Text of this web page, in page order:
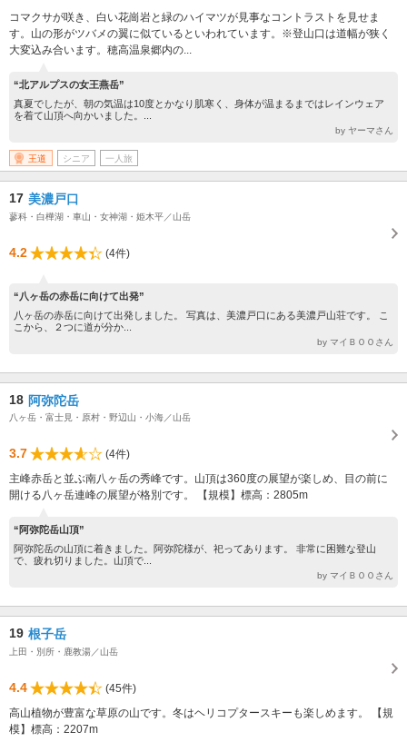
コマクサが咲き、白い花崗岩と緑のハイマツが見事なコントラストを見せま
す。山の形がツバメの翼に似ているといわれています。※登山口は道幅が狭く
大変込み合います。穂高温泉郷内の...
“北アルプスの女王燕岳”
真夏でしたが、朝の気温は10度とかなり肌寒く、身体が温まるまではレインウェア
を着て山頂へ向かいました。...
by ヤーマさん
王道 シニア 一人旅
17 美濃戸口
蓼科・白樺湖・車山・女神湖・姫木平／山岳
4.2 (4件)
“八ヶ岳の赤岳に向けて出発”
八ヶ岳の赤岳に向けて出発しました。 写真は、美濃戸口にある美濃戸山荘です。 こ
こから、２つに道が分か...
by マイＢＯＯさん
18 阿弥陀岳
八ヶ岳・富士見・原村・野辺山・小海／山岳
3.7
(4件)
主峰赤岳と並ぶ南八ヶ岳の秀峰です。山頂は360度の展望が楽しめ、目の前に
開ける八ヶ岳連峰の展望が格別です。 【規模】標高：2805m
“阿弥陀岳山頂”
阿弥陀岳の山頂に着きました。阿弥陀様が、祀ってあります。 非常に困難な登山
で、疲れ切りました。山頂で...
by マイＢＯＯさん
19 根子岳
上田・別所・鹿教湯／山岳
4.4
(45件)
高山植物が豊富な草原の山です。冬はヘリコプタースキーも楽しめます。 【規
模】標高：2207m